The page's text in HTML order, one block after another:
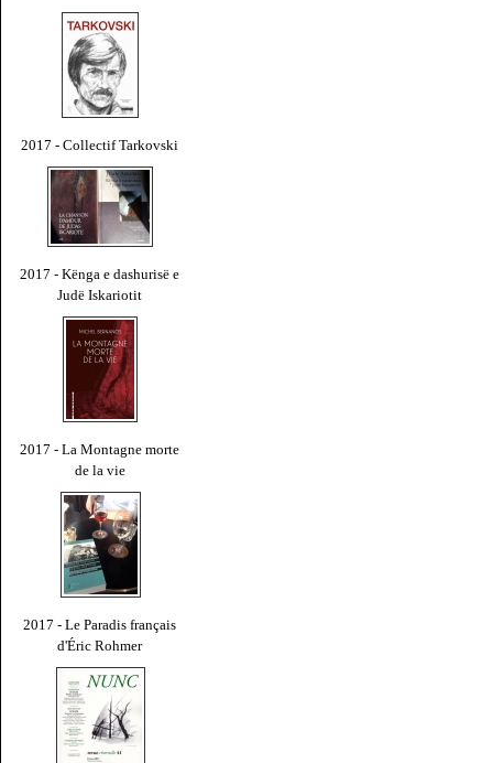
2017 - Collectif Tarkovski
2017 - Kënga e dashurisë e
Judë Iskariotit
2017 - La Montagne morte
de la vie
2017 - Le Paradis français
d'Éric Rohmer